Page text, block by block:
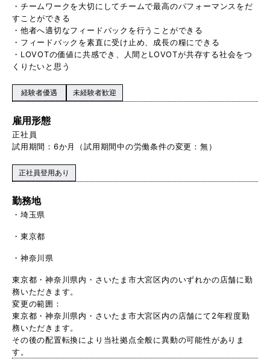
・チームワークを大切にしてチームで最高のパフォーマンスをだ
すことができる
・他者へ適切なフィードバックを行うことができる
・フィードバックを素直に受け止め、成長の糧にできる
・LOVOTの価値に共感でき、人間とLOVOTが共存する社会をつ
くりたいと思う
経験者優遇 未経験者歓迎
雇用形態
正社員
試⽤期間：6か月（試用期間中の労働条件の変更：無）
正社員登用あり
勤務地
埼玉県
東京都
神奈川県
東京都・神奈川県内・さいたま市大宮区内のいずれかの店舗に勤
務いただきます。
変更の範囲：
東京都・神奈川県内・さいたま市大宮区内の店舗にて2年程度勤
務いただきます。
その後の配置転換により当社拠点全般に異動の可能性がありま
す。